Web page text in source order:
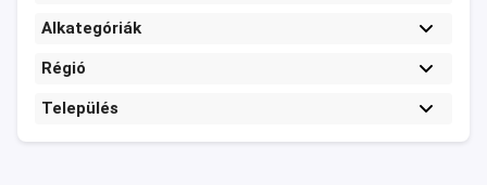
Alkategóriák
Régió
Település